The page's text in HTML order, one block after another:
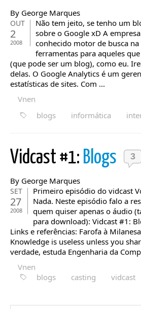
By George Marques
OUT
2
2008
Não tem jeito, se tenho um
sobre o Google xD A
conhecido motor de busca
ferramentas para aqueles
(que pode ser um blog), como eu.
delas. O Google Analytics é um
estatísticas de sites. Com ...
Vnen
blogs
informática
Vidcast #1: Blogs 3
By George Marques
SET
27
2008
Primeiro episódio do vidcast
Nada. Neste episódio falo a
quem quiser apenas o áudio
para download): Vidcast #1:
Links e referências: Farofa à
Knowledge is useless unless you
verdade, estuda Engenharia da
Vnen
blogs
casting vidcast